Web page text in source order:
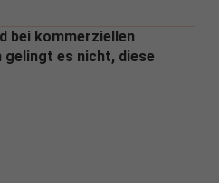
bei kommerziellen
gelingt es nicht, diese